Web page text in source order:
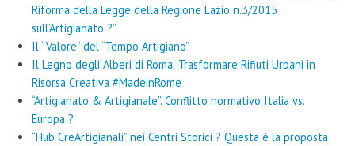
Riforma della Legge della Regione Lazio n.3/2015
sull’Artigianato ?”
Il “Valore” del “Tempo Artigiano”
Il Legno degli Alberi di Roma: Trasformare Rifiuti Urbani in
Risorsa Creativa #MadeinRome
“Artigianato & Artigianale”. Conflitto normativo Italia vs.
Europa ?
“Hub CreArtigianali” nei Centri Storici ? Questa è la proposta